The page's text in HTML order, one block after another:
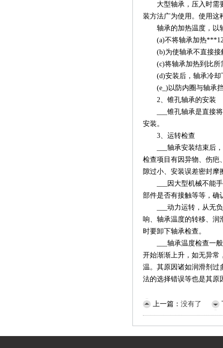
大型轴承，压入时需要
装方法广为使用。使用这
轴承的加热温度，以轴
(a)不将轴承加热
(b)为使轴承不直接接
(c)将轴承加热到比所
(d)安装后，轴承冷却
(e_)以防内圈与轴承挡
2、锥孔轴承的安装
___锥孔轴承是直接将
安装。
3、运转检查
___轴承安装结束后，
检查项目有因异物、伤疤
隙过小、安装误差密封
___因大型机械不能手
部件是否有接触等等，确
___动力运转，从无负
响、轴承温度的转移、润
时要卸下轴承检查。
___轴承温度检查一般
开始渐渐上升，如无异常
温。其原因诸如润滑剂过
法的选择错误等也是其原
上一篇： 没有了